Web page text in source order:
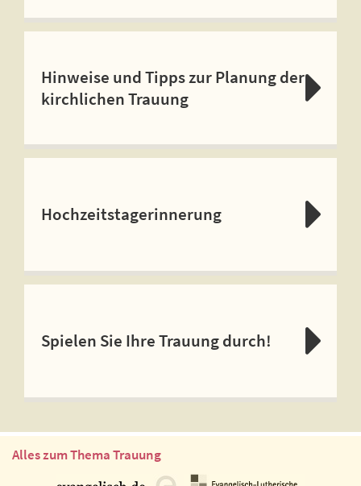
Hinweise und Tipps zur Planung der
kirchlichen Trauung
Hochzeitstagerinnerung
Spielen Sie Ihre Trauung durch!
Alles zum Thema Trauung